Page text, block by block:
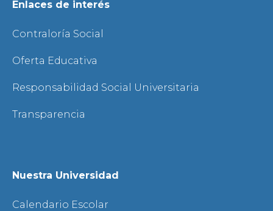
Enlaces de interés
Contraloría Social
Oferta Educativa
Responsabilidad Social Universitaria
Transparencia
Nuestra Universidad
Calendario Escolar